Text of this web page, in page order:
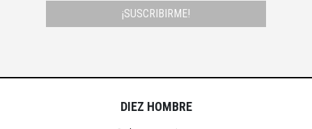
¡SUSCRIBIRME!
DIEZ HOMBRE